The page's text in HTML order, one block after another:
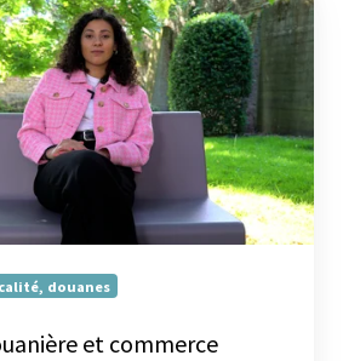
douanes
et commerce